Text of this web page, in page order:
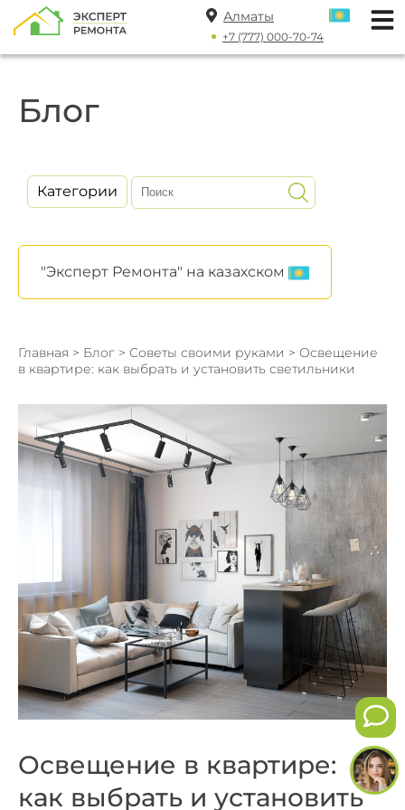
Алматы
+7 (777) 000-70-74
Блог
Категории
"Эксперт Ремонта" на казахском
Главная > Блог > Советы своими руками > Освещение
в квартире: как выбрать и установить светильники
Освещение в квартире:
как выбрать и установить